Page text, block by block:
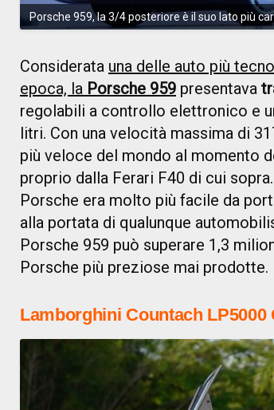
Porsche 959, la 3/4 posteriore è il suo lato più
Considerata una delle auto più
epoca, la Porsche 959 presentava
regolabili a controllo elettronico e
litri. Con una velocità massima di
più veloce del mondo al momento
proprio dalla Ferari F40 di cui
Porsche era molto più facile da
alla portata di qualunque
Porsche 959 può superare 1,3
Porsche più preziose mai prodotte.
Lamborghini Countach LP5000